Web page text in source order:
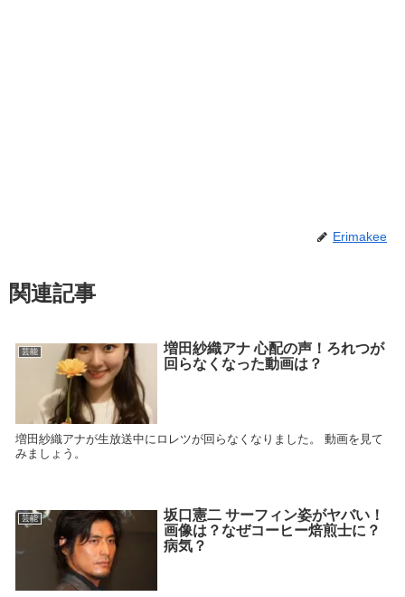
Erimakee
関連記事
芸能
増田紗織アナ 心配の声！ろれつが
回らなくなった動画は？
増田紗織アナが生放送中にロレツが回らなくなりました。 動画を見て
みましょう。
芸能
坂口憲二 サーフィン姿がヤバい！
画像は？なぜコーヒー焙煎士に？
病気？